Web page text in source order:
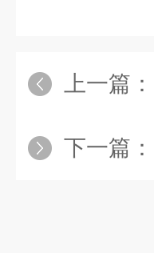
上一篇：
下一篇：